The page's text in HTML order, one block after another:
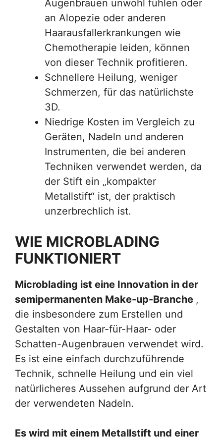
Augenbrauen unwohl fühlen oder
an Alopezie oder anderen
Haarausfallerkrankungen wie
Chemotherapie leiden, können
von dieser Technik profitieren.
Schnellere Heilung, weniger
Schmerzen, für das natürlichste
3D.
Niedrige Kosten im Vergleich zu
Geräten, Nadeln und anderen
Instrumenten, die bei anderen
Techniken verwendet werden, da
der Stift ein „kompakter
Metallstift“ ist, der praktisch
unzerbrechlich ist.
WIE MICROBLADING
FUNKTIONIERT
Microblading ist eine Innovation in der
semipermanenten Make-up-Branche ,
die insbesondere zum Erstellen und
Gestalten von Haar-für-Haar- oder
Schatten-Augenbrauen verwendet wird.
Es ist eine einfach durchzuführende
Technik, schnelle Heilung und ein viel
natürlicheres Aussehen aufgrund der Art
der verwendeten Nadeln.
Es wird mit einem Metallstift und einer